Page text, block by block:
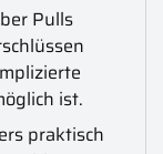
Pulls
ist.
praktisch